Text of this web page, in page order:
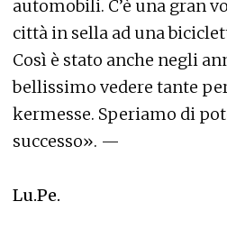
automobili. C’è una gran
città in sella ad una
Così è stato anche negli
bellissimo vedere tante
kermesse. Speriamo di
successo». —
Lu.Pe.